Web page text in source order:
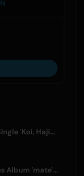
=LOVE Announces New Single 'Koi, Hajimemashita.' and Tokyo Dome Concerts
AliA Releases Post-Hiatus Album 'mate', Announces Tokyo Live